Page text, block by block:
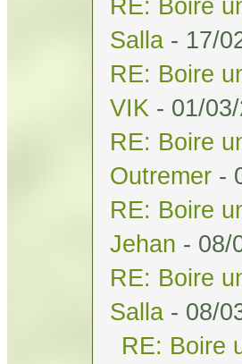
RE: Boire
Salla - 17/
RE: Boire
VIK - 01/
RE: Boire
Outremer -
RE: Boire
Jehan - 08/
RE: Boire
Salla - 08/
RE: Boire